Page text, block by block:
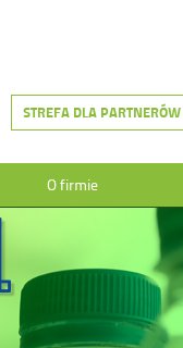
STREFA DLA PARTNERÓW
O firmie